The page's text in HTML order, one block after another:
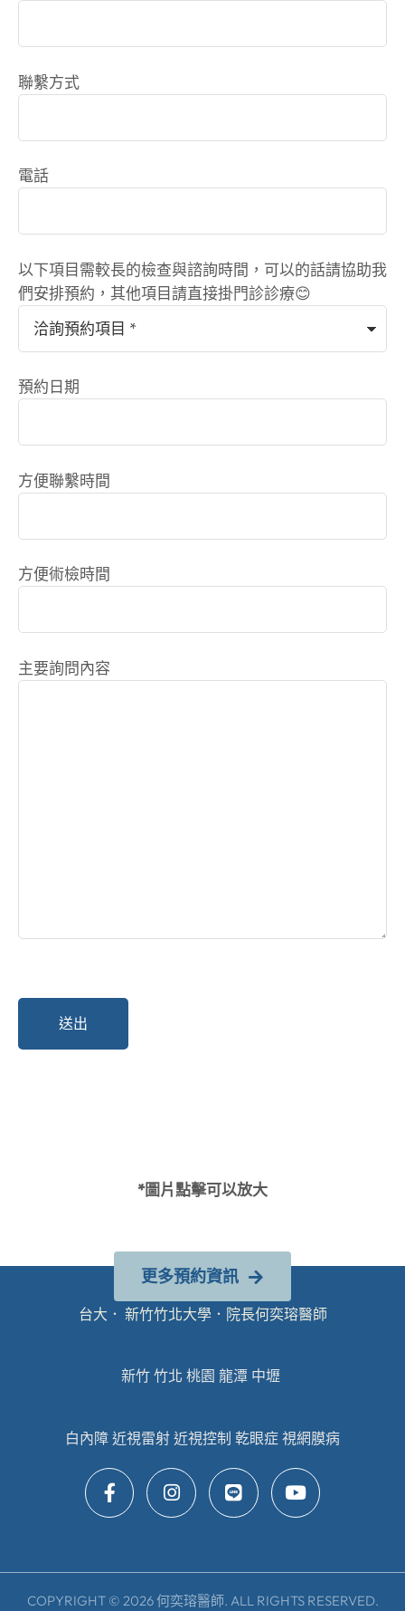
聯繫方式
電話
以下項目需較長的檢查與諮詢時間，可以的話請協助我
們安排預約，其他項目請直接掛門診診療😊
預約日期
方便聯繫時間
方便術檢時間
主要詢問內容
*圖片點擊可以放大
更多預約資訊
台大． 新竹竹北大學．院長何奕瑢醫師
新竹 竹北 桃園 龍潭 中壢
白內障 近視雷射 近視控制 乾眼症 視網膜病
COPYRIGHT © 2026 何奕瑢醫師. ALL RIGHTS RESERVED.